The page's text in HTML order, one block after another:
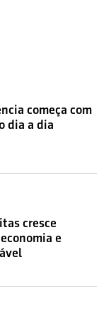
começa com
dia a dia
cresce
e